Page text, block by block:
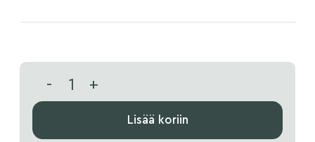
- +
Lisää koriin